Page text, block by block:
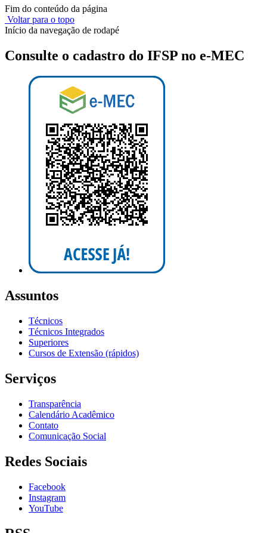
Fim do conteúdo da página
Voltar para o topo
Início da navegação de rodapé
Consulte o cadastro do IFSP no e-MEC
Assuntos
Técnicos
Técnicos Integrados
Superiores
Cursos de Extensão (rápidos)
Serviços
Transparência
Calendário Acadêmico
Contato
Comunicação Social
Redes Sociais
Facebook
Instagram
YouTube